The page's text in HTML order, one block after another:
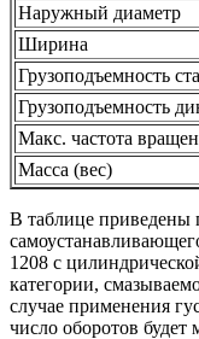
Наружный диаметр
Ширина
Грузоподъемность
Грузоподъемность
Макс. частота
Масса (вес)
В таблице приведены
1208 с
категории,
случае применения
число оборотов